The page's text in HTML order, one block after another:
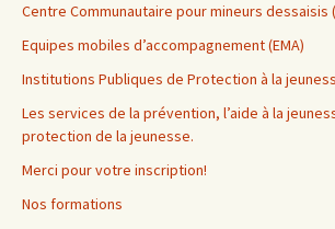
Centre Communautaire pour mineurs dessaisis
Equipes mobiles d’accompagnement (EMA)
Institutions Publiques de Protection à la
Les services de la prévention, l’aide à la
protection de la jeunesse.
Merci pour votre inscription!
Nos formations